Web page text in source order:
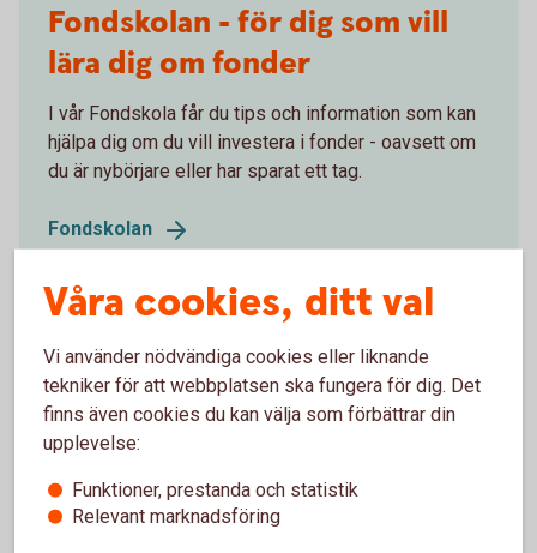
Fondskolan - för dig som vill
lära dig om fonder
I vår Fondskola får du tips och information som kan
hjälpa dig om du vill investera i fonder - oavsett om
du är nybörjare eller har sparat ett tag.
Fondskolan
Våra cookies, ditt val
Vi använder nödvändiga cookies eller liknande
tekniker för att webbplatsen ska fungera för dig. Det
finns även cookies du kan välja som förbättrar din
upplevelse:
Funktioner, prestanda och statistik
Relevant marknadsföring